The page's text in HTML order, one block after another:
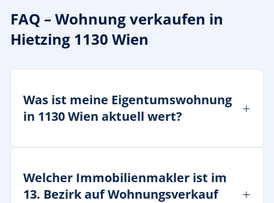
FAQ – Wohnung verkaufen in
Hietzing 1130 Wien
Was ist meine Eigentumswohnung
in 1130 Wien aktuell wert?
Welcher Immobilienmakler ist im
13. Bezirk auf Wohnungsverkauf